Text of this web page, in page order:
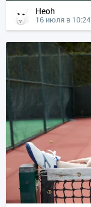
Heoh
16 июля в 10:24